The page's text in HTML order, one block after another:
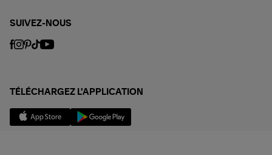
SUIVEZ-NOUS
TÉLÉCHARGEZ L'APPLICATION